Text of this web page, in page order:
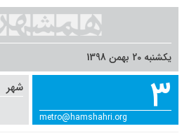
3
metro@hamshahri.org
یکشنبه 20 بهمن 1398
شهر